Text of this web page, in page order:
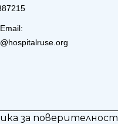
Email:
за поверителност